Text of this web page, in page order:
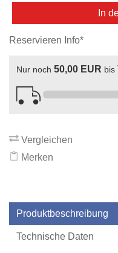
In
Reservieren Info*
Nur noch 50,00 EUR bis
Vergleichen
Merken
Produktbeschreibung
Technische Daten